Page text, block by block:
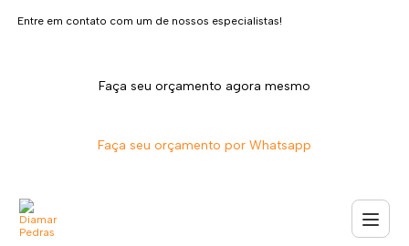
Entre em contato com um de nossos especialistas!
Faça seu orçamento agora mesmo
Faça seu orçamento por Whatsapp